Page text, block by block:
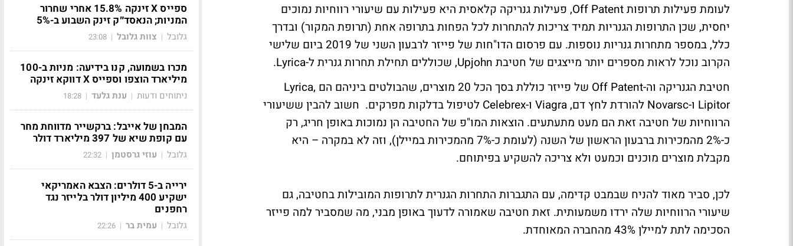
לעומת פעילות תרופות Off Patent, פעילות גנריקה קלאסית היא פעילות עם שיעורי רווחיות נמוכים
יחסית, שכן התרופות הגנריות תמיד צריכות להתחרות לכל הפחות בתרופה אחת (תרופת המקור) ובדרך
כלל, במספר מתחרות גנריות נוספות. עם פרסום הדו"חות של פייזר לרבעון השני של 2019 ביום שלישי
הקרוב נוכל לראות מספרים יותר מייצגים של חטיבת Upjohn, שכוללים תחילת תחרות גנרית ל-Lyrica.
חטיבת הגנריקה וה-Off Patent של פייזר כוללת בסך הכל 20 מוצרים, שהבולטים ביניהם הם Lyrica,
Lipitor ו-Novarsc להורדת לחץ דם, Viagra ו-Celebrex לטיפול בדלקות מפרקים. חשוב להבין ששיעורי
הרווחיות של חטיבה זאת הם מעט מתעתעים. הוצאות המו"פ של החטיבה הן נמוכות באופן חריג, רק
כ-2% מהמכירות ברבעון הראשון של השנה (לעומת כ-7% מהמכירות במיילן), וזה לא במקרה – היא
מקבלת מוצרים מוכנים וכמעט ולא צריכה להשקיע בפיתוחם.
לכן, סביר מאוד להניח שבמבט קדימה, עם התגברות התחרות הגנרית לתרופות המובילות בחטיבה, גם
שיעורי הרווחיות שלה ירדו משמעותית. זאת חטיבה שאמורה לדעוך באופן מבני, מה שמסביר למה פייזר
הסכימה לתת למיילן 43% מהחברה המאוחדת.
ספייס X זינקה 15.8% אחרי שחרור
המניות; הנאסד״ק זינק השבוע ב-5%
גלובל | צוות גלובל |
23:08
מכרו בשמועה, קנו בידיעה: מניות ב-100
מיליארד הוצפו וספייס X דווקא זינקה
ניתוחים ודעות | ענת גלעד |
18:28
המבחן של אייבל: ברקשייר מדווחת מחר
עם קופת שיא של 397 מיליארד דולר
גלובל | עוזי גרסטמן |
22:32
ירייה ב-5 דולרים: הצבא האמריקאי
ישקיע 400 מיליון דולר בלייזר נגד
רחפנים
גלובל | עמית בר |
22:26